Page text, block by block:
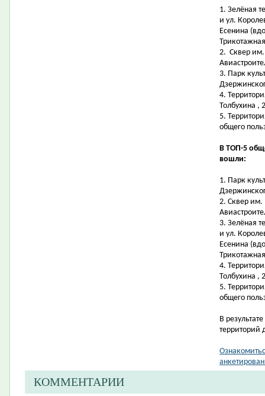
1. Зелёная
и ул.
Есенина
2. Сквер
3. Парк
4.
Толбухина ,
5.
общего
В ТОП-5
вошли:
1. Парк
2. Сквер им.
3. Зелёная
и ул.
Есенина
4.
Толбухина ,
5.
общего
В
территорий
КОММЕНТАРИИ